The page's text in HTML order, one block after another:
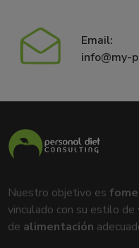
Email:
info@my-
Nuestro objetivo es
vinculado con su estilo de
de alimentación